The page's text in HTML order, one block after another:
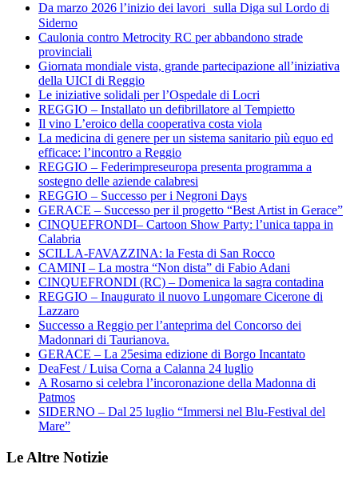
Da marzo 2026 l’inizio dei lavori sulla Diga sul Lordo di
Siderno
Caulonia contro Metrocity RC per abbandono strade
provinciali
Giornata mondiale vista, grande partecipazione all’iniziativa
della UICI di Reggio
Le iniziative solidali per l’Ospedale di Locri
REGGIO – Installato un defibrillatore al Tempietto
Il vino L’eroico della cooperativa costa viola
La medicina di genere per un sistema sanitario più equo ed
efficace: l’incontro a Reggio
REGGIO – Federimpreseuropa presenta programma a
sostegno delle aziende calabresi
REGGIO – Successo per i Negroni Days
GERACE – Successo per il progetto “Best Artist in Gerace”
CINQUEFRONDI– Cartoon Show Party: l’unica tappa in
Calabria
SCILLA-FAVAZZINA: la Festa di San Rocco
CAMINI – La mostra “Non dista” di Fabio Adani
CINQUEFRONDI (RC) – Domenica la sagra contadina
REGGIO – Inaugurato il nuovo Lungomare Cicerone di
Lazzaro
Successo a Reggio per l’anteprima del Concorso dei
Madonnari di Taurianova.
GERACE – La 25esima edizione di Borgo Incantato
DeaFest / Luisa Corna a Calanna 24 luglio
A Rosarno si celebra l’incoronazione della Madonna di
Patmos
SIDERNO – Dal 25 luglio “Immersi nel Blu-Festival del
Mare”
Le Altre Notizie